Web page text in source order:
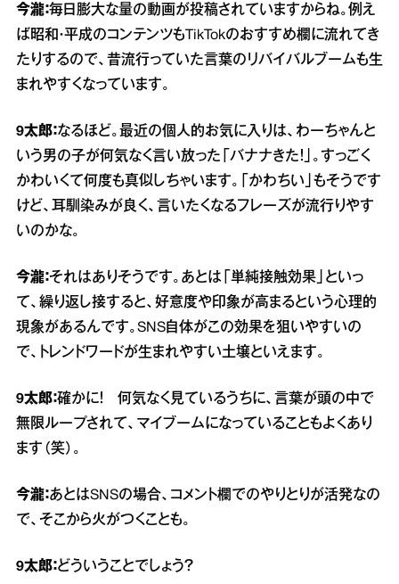
今瀧：毎日膨大な量の動画が投稿されていますからね。例え
ば昭和・平成のコンテンツもTikTokのおすすめ欄に流れてき
たりするので、昔流行っていた言葉のリバイバルブームも生
まれやすくなっています。
9太郎：なるほど。最近の個人的お気に入りは、わーちゃんと
いう男の子が何気なく言い放った「バナナきた！」。すっごく
かわいくて何度も真似しちゃいます。「かわちい」もそうです
けど、耳馴染みが良く、言いたくなるフレーズが流行りやす
いのかな。
今瀧：それはありそうです。あとは「単純接触効果」といっ
て、繰り返し接すると、好意度や印象が高まるという心理的
現象があるんです。SNS自体がこの効果を狙いやすいの
で、トレンドワードが生まれやすい土壌といえます。
9太郎：確かに！ 何気なく見ているうちに、言葉が頭の中で
無限ループされて、マイブームになっていることもよくあり
ます（笑）。
今瀧：あとはSNSの場合、コメント欄でのやりとりが活発なの
で、そこから火がつくことも。
9太郎：どういうことでしょう？